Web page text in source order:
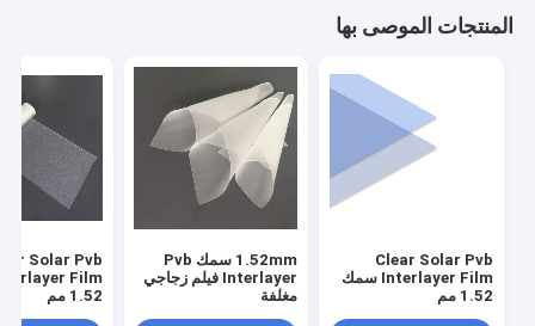
المنتجات الموصى بها
Clear Solar Pvb
Interlayer Film سمك
1.52 مم
1.52mm سمك Pvb
Interlayer فيلم زجاجي
مغلفة
Solar Pvb
1.52 مم